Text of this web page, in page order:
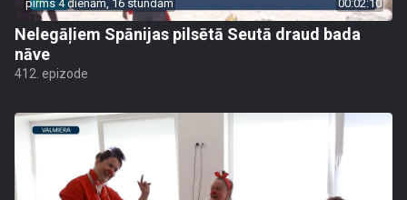
pirms 4 dienām, 16 stundām 00:02:10
Nelegāļiem Spānijas pilsētā Seutā draud bada
nāve
412. epizode